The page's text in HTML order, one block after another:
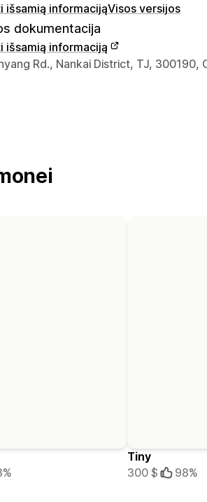
išsamią informacijąVisos versijos
dokumentacija
išsamią informaciją
kontaktiniai duomenys
Rd., Nankai District, TJ, 300190,
Tiny
300 $
98%